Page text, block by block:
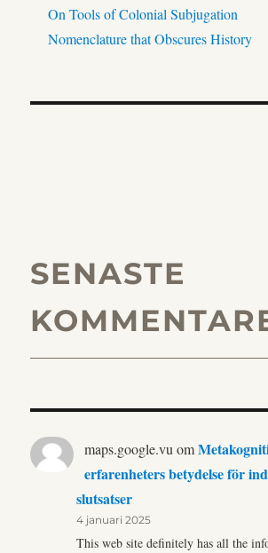
On Tools of Colonial Subjugation
Nomenclature that Obscures History
SENASTE
maps.google.vuom
erfarenheters betydelse för
slutsatser
4 januari 2025
This web site definitely has all the